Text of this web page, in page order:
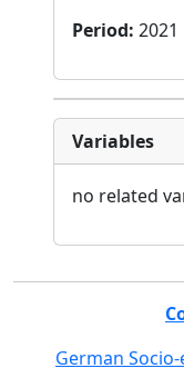
Period: 2021
Variables
no related
German